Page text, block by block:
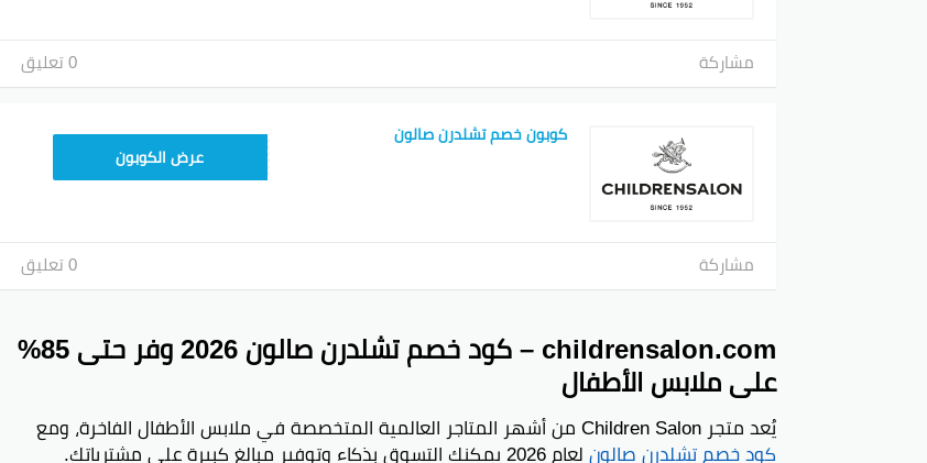
مشاركة 0 تعليق
كوبون خصم تشلدرن صالون
عرض الكوبون
مشاركة 0 تعليق
childrensalon.com – كود خصم تشلدرن صالون 2026 وفر حتى 85%
على ملابس الأطفال
يُعد متجر Children Salon من أشهر المتاجر العالمية المتخصصة في ملابس الأطفال الفاخرة، ومع
كود خصم تشلدرن صالونلعام 2026 يمكنك التسوق بذكاء وتوفير مبالغ كبيرة على مشترياتك.